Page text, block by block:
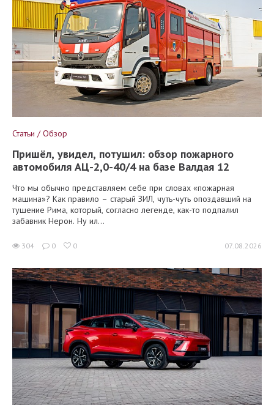
Статьи / Обзор
Пришёл, увидел, потушил: обзор пожарного
автомобиля АЦ-2,0-40/4 на базе Валдая 12
Что мы обычно представляем себе при словах «пожарная
машина»? Как правило – старый ЗИЛ, чуть-чуть опоздавший на
тушение Рима, который, согласно легенде, как-то подпалил
забавник Нерон. Ну ил...
304 0 0 07.08.2026